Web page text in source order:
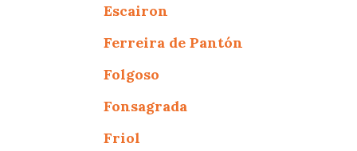
Escairon
Ferreira de Pantón
Folgoso
Fonsagrada
Friol